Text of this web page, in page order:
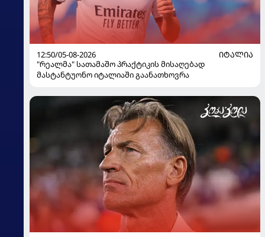
12:50/05-08-2026
ᲘᲢᲐᲚᲘᲐ
"რეალმა" სათამაშო პრაქტიკის მისაღებად
მასტანტუონო იტალიაში გაანათხოვრა